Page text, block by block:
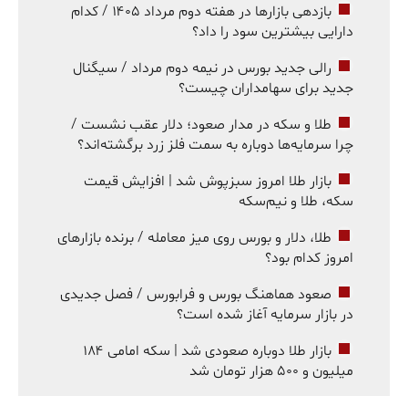
بازدهی بازارها در هفته دوم مرداد ۱۴۰۵ / کدام
دارایی بیشترین سود را داد؟
رالی جدید بورس در نیمه دوم مرداد / سیگنال
جدید برای سهامداران چیست؟
طلا و سکه در مدار صعود؛ دلار عقب نشست /
چرا سرمایه‌ها دوباره به سمت فلز زرد برگشته‌اند؟
بازار طلا امروز سبزپوش شد | افزایش قیمت
سکه، طلا و نیم‌سکه
طلا، دلار و بورس روی میز معامله / برنده بازارهای
امروز کدام بود؟
صعود هماهنگ بورس و فرابورس / فصل جدیدی
در بازار سرمایه آغاز شده است؟
بازار طلا دوباره صعودی شد | سکه امامی ۱۸۴
میلیون و ۵۰۰ هزار تومان شد